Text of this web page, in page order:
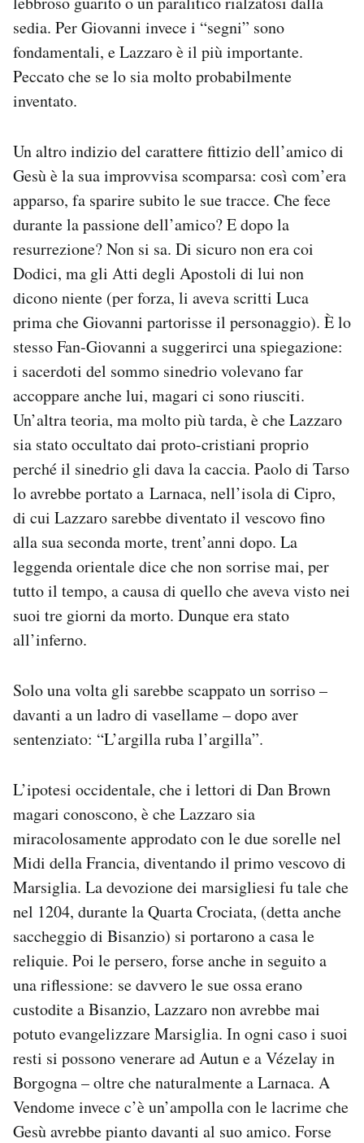
sedia. Per Giovanni invece i “segni” sono
fondamentali, e Lazzaro è il più importante.
Peccato che se lo sia molto probabilmente
inventato.
Un altro indizio del carattere fittizio dell’amico di
Gesù è la sua improvvisa scomparsa: così com’era
apparso, fa sparire subito le sue tracce. Che fece
durante la passione dell’amico? E dopo la
resurrezione? Non si sa. Di sicuro non era coi
Dodici, ma gli Atti degli Apostoli di lui non
dicono niente (per forza, li aveva scritti Luca
prima che Giovanni partorisse il personaggio). È lo
stesso Fan-Giovanni a suggerirci una spiegazione:
i sacerdoti del sommo sinedrio volevano far
accoppare anche lui, magari ci sono riusciti.
Un’altra teoria, ma molto più tarda, è che Lazzaro
sia stato occultato dai proto-cristiani proprio
perché il sinedrio gli dava la caccia. Paolo di Tarso
lo avrebbe portato a Larnaca, nell’isola di Cipro,
di cui Lazzaro sarebbe diventato il vescovo fino
alla sua seconda morte, trent’anni dopo. La
leggenda orientale dice che non sorrise mai, per
tutto il tempo, a causa di quello che aveva visto nei
suoi tre giorni da morto. Dunque era stato
all’inferno.
Solo una volta gli sarebbe scappato un sorriso –
davanti a un ladro di vasellame – dopo aver
sentenziato: “L’argilla ruba l’argilla”.
L’ipotesi occidentale, che i lettori di Dan Brown
magari conoscono, è che Lazzaro sia
miracolosamente approdato con le due sorelle nel
Midi della Francia, diventando il primo vescovo di
Marsiglia. La devozione dei marsigliesi fu tale che
nel 1204, durante la Quarta Crociata, (detta anche
saccheggio di Bisanzio) si portarono a casa le
reliquie. Poi le persero, forse anche in seguito a
una riflessione: se davvero le sue ossa erano
custodite a Bisanzio, Lazzaro non avrebbe mai
potuto evangelizzare Marsiglia. In ogni caso i suoi
resti si possono venerare ad Autun e a Vézelay in
Borgogna – oltre che naturalmente a Larnaca. A
Vendome invece c’è un’ampolla con le lacrime che
Gesù avrebbe pianto davanti al suo amico. Forse